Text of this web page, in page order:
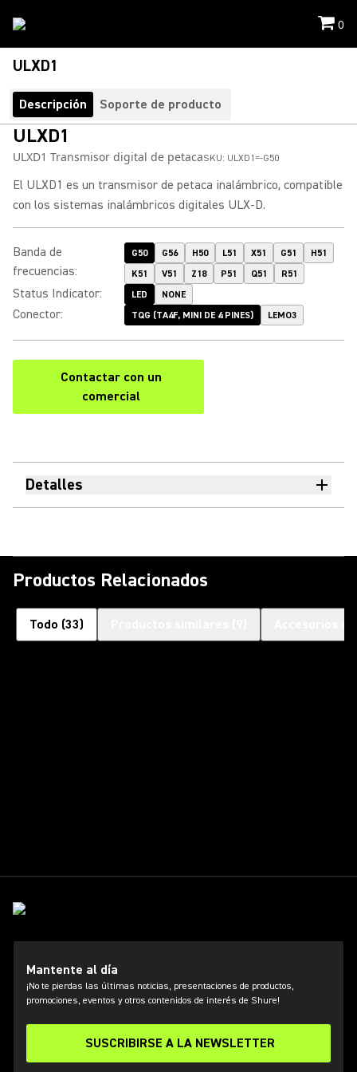
0
ULXD1
Descripción Soporte de producto
ULXD1
ULXD1 Transmisor digital de petacaSKU: ULXD1=-G50
El ULXD1 es un transmisor de petaca inalámbrico, compatible
con los sistemas inalámbricos digitales ULX-D.
Banda de
frecuencias:
G50 G56 H50 L51 X51 G51
H51
K51
V51 Z18 P51 Q51 R51
Status Indicator: LED NONE
Conector: TQG (TA4F, MINI DE 4 PINES) LEMO3
Contactar con un
comercial
Detalles
Productos Relacionados
Todo (33)
Mantente al día
¡No te pierdas las últimas noticias, presentaciones de productos,
promociones, eventos y otros contenidos de interés de Shure!
SUSCRIBIRSE A LA NEWSLETTER